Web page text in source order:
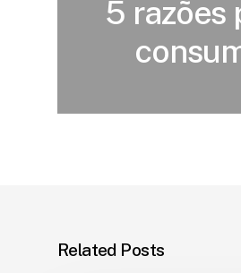
5 razões
Related Posts